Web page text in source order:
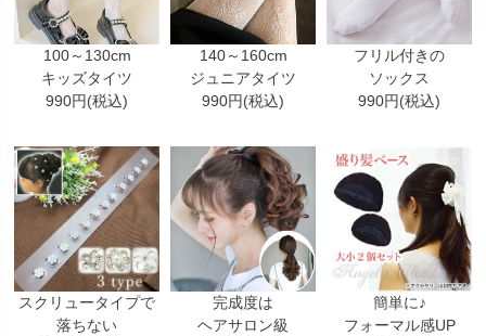
100～130cm
キッズタイツ
990円(税込)
140～160cm
ジュニアタイツ
990円(税込)
フリル付きの
ソックス
990円(税込)
スクリュータイプで
落ちない
完成度は
ヘアサロン級
簡単に♪
フォーマル感UP